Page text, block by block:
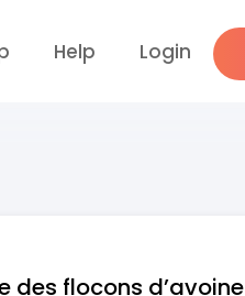
Help Login
des flocons d’avoine